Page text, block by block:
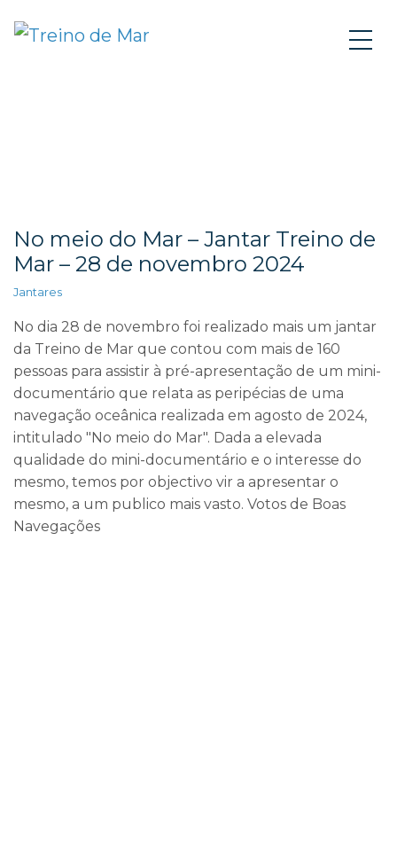
No meio do Mar – Jantar Treino de
Mar – 28 de novembro 2024
Jantares
No dia 28 de novembro foi realizado mais um jantar
da Treino de Mar que contou com mais de 160
pessoas para assistir à pré-apresentação de um mini-
documentário que relata as peripécias de uma
navegação oceânica realizada em agosto de 2024,
intitulado "No meio do Mar". Dada a elevada
qualidade do mini-documentário e o interesse do
mesmo, temos por objectivo vir a apresentar o
mesmo, a um publico mais vasto. Votos de Boas
Navegações